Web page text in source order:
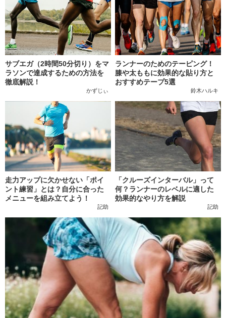
サブエガ（2時間50分切り）をマ
ラソンで達成するための方法を
徹底解説！
かずじぃ
ランナーのためのテーピング！
膝や太ももに効果的な貼り方と
おすすめテープ5選
鈴木ハルキ
走力アップに欠かせない「ポイ
ント練習」とは？自分に合った
メニューを組み立てよう！
記助
「クルーズインターバル」って
何？ランナーのレベルに適した
効果的なやり方を解説
記助